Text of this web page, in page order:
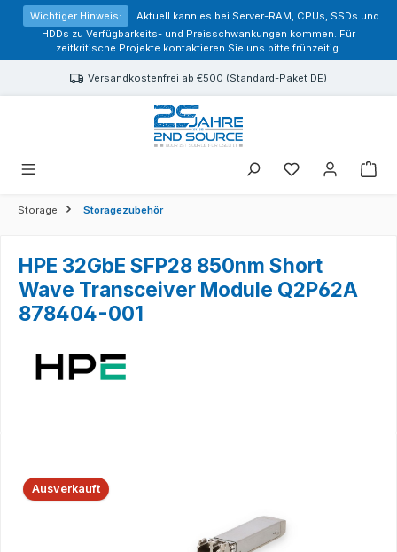
springen
Wichtiger Hinweis:
Aktuell kann es bei Server-RAM, CPUs, SSDs und
HDDs zu Verfügbarkeits- und Preisschwankungen kommen. Für
zeitkritische Projekte kontaktieren Sie uns bitte frühzeitig.
Versandkostenfrei ab €500 (Standard-Paket DE)
Sie haben 0
Storage Storagezubehör
HPE 32GbE SFP28 850nm Short
Wave Transceiver Module Q2P62A
878404-001
Bildergalerie überspringen
Ausverkauft